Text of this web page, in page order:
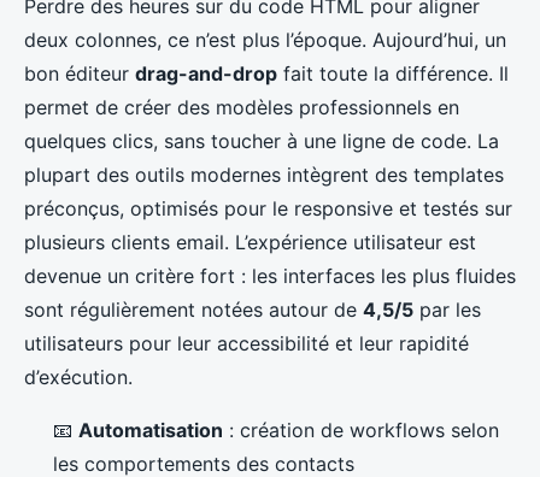
Perdre des heures sur du code HTML pour aligner
deux colonnes, ce n’est plus l’époque. Aujourd’hui, un
bon éditeur drag-and-drop fait toute la différence. Il
permet de créer des modèles professionnels en
quelques clics, sans toucher à une ligne de code. La
plupart des outils modernes intègrent des templates
préconçus, optimisés pour le responsive et testés sur
plusieurs clients email. L’expérience utilisateur est
devenue un critère fort : les interfaces les plus fluides
sont régulièrement notées autour de 4,5/5 par les
utilisateurs pour leur accessibilité et leur rapidité
d’exécution.
📧 Automatisation : création de workflows selon
les comportements des contacts